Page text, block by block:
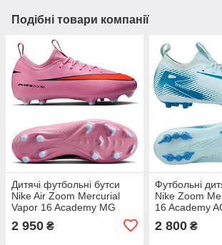
Подібні товари компанії
Дитячі футбольні бутси
Nike Air Zoom Mercurial
Vapor 16 Academy MG
Рожевий, Розмір (EU) —
2 950 ₴
Футбольні
Nike Zoom
16 Academy
(EU) — 38.5
2 800₴